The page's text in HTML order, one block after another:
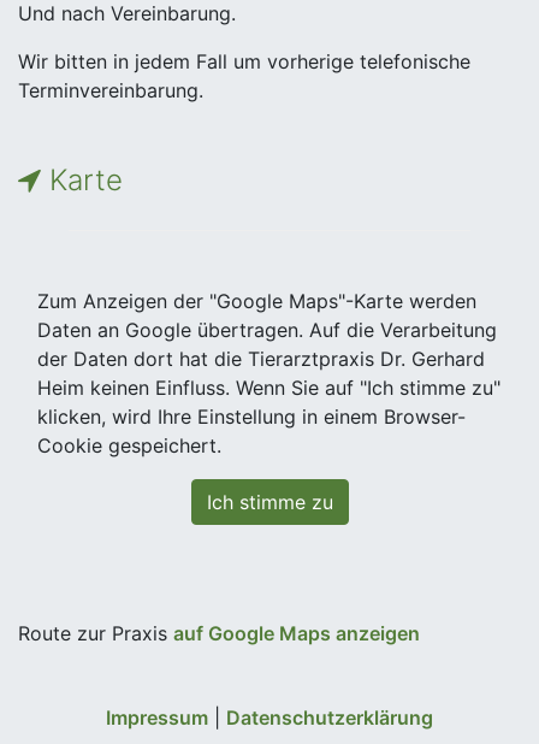
Und nach Vereinbarung.
Wir bitten in jedem Fall um vorherige telefonische
Terminvereinbarung.
Karte
Zum Anzeigen der "Google Maps"-Karte werden
Daten an Google übertragen. Auf die Verarbeitung
der Daten dort hat die Tierarztpraxis Dr. Gerhard
Heim keinen Einfluss. Wenn Sie auf "Ich stimme zu"
klicken, wird Ihre Einstellung in einem Browser-
Cookie gespeichert.
Ich stimme zu
Route zur Praxis auf Google Maps anzeigen
Impressum Datenschutzerklärung